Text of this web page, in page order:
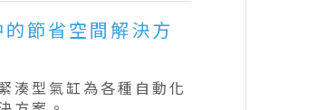
節省空間解決方
湊型氣缸為各種自動化